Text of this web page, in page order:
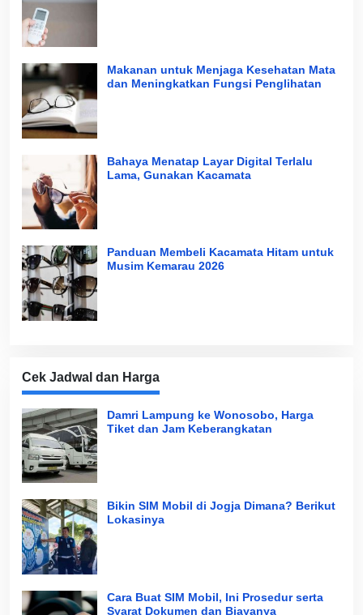
Makanan untuk Menjaga Kesehatan Mata
dan Meningkatkan Fungsi Penglihatan
Bahaya Menatap Layar Digital Terlalu
Lama, Gunakan Kacamata
Panduan Membeli Kacamata Hitam untuk
Musim Kemarau 2026
Cek Jadwal dan Harga
Damri Lampung ke Wonosobo, Harga
Tiket dan Jam Keberangkatan
Bikin SIM Mobil di Jogja Dimana? Berikut
Lokasinya
Cara Buat SIM Mobil, Ini Prosedur serta
Syarat Dokumen dan Biayanya